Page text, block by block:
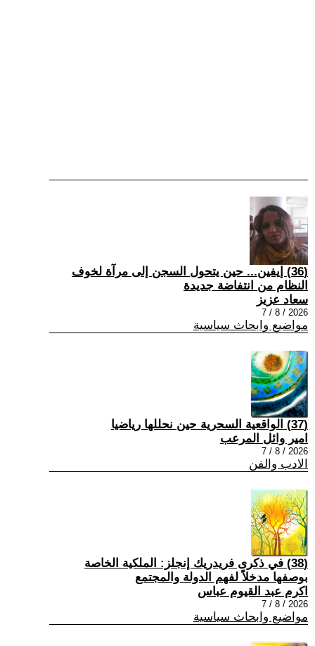
(36) إيفين... حين يتحول السجن إلى مرآة لخوف
النظام من انتفاضة جديدة
سعاد عزيز
2026 / 8 / 7
مواضيع وابحاث سياسية
(37) الواقعية السحرية حين نحللها رياضيا
امير وائل المرعب
2026 / 8 / 7
الادب والفن
(38) في ذكرى فريدريك إنجلز: الملكية الخاصة
بوصفها مدخلاً لفهم الدولة والمجتمع
اكرم عبد القيوم عباس
2026 / 8 / 7
مواضيع وابحاث سياسية